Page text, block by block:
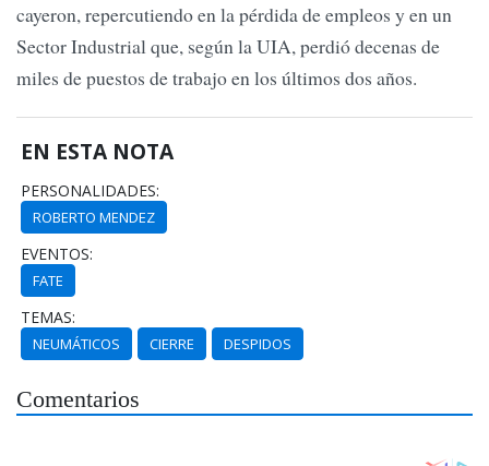
cayeron, repercutiendo en la pérdida de empleos y en un
Sector Industrial que, según la UIA, perdió decenas de
miles de puestos de trabajo en los últimos dos años.
EN ESTA NOTA
PERSONALIDADES:
ROBERTO MENDEZ
EVENTOS:
FATE
TEMAS:
NEUMÁTICOS CIERRE DESPIDOS
Comentarios